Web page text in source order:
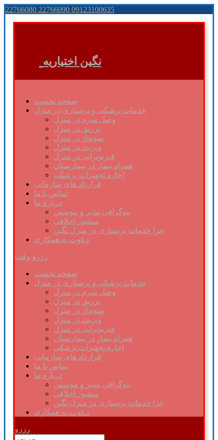
22766080 22766090 09123100635
نگین اختیاریه
صفحه نخست
خدمات پزشکی و پرستاری در منزل
وصل سرم در منزل
تزریق در منزل
سونداژ در منزل
ویزیت در منزل
فیزیوتراپی در منزل
همراه بیمار در بیمارستان
اجاره تجهیزات پزشکی
قرارداد های سازمانی
تماس با ما
درباره ما
بیوگرافی مدیر و موسس
منشور اخلاقی
چرا خدمات پرستاری در منزل نگین
دعوت به همکاری
رزرو وقت
صفحه نخست
خدمات پزشکی و پرستاری در منزل
وصل سرم در منزل
تزریق در منزل
سونداژ در منزل
ویزیت در منزل
فیزیوتراپی در منزل
همراه بیمار در بیمارستان
اجاره تجهیزات پزشکی
قرارداد های سازمانی
تماس با ما
درباره ما
بیوگرافی مدیر و موسس
منشور اخلاقی
چرا خدمات پرستاری در منزل نگین
دعوت به همکاری
رزرو